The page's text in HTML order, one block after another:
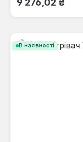
В наявності